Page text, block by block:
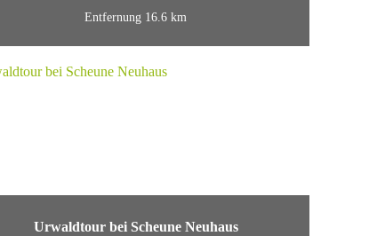
Entfernung 16.6 km
Urwaldtour bei Scheune Neuhaus